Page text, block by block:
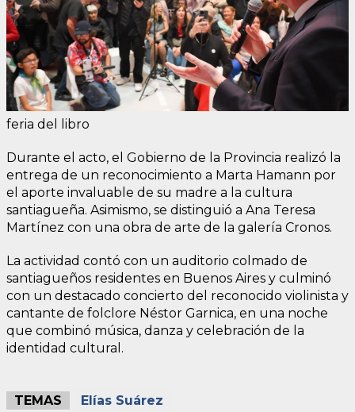
feria del libro
Durante el acto, el Gobierno de la Provincia realizó la
entrega de un reconocimiento a Marta Hamann por
el aporte invaluable de su madre a la cultura
santiagueña. Asimismo, se distinguió a Ana Teresa
Martínez con una obra de arte de la galería Cronos.
La actividad contó con un auditorio colmado de
santiagueños residentes en Buenos Aires y culminó
con un destacado concierto del reconocido violinista y
cantante de folclore Néstor Garnica, en una noche
que combinó música, danza y celebración de la
identidad cultural.
TEMAS Elías Suárez